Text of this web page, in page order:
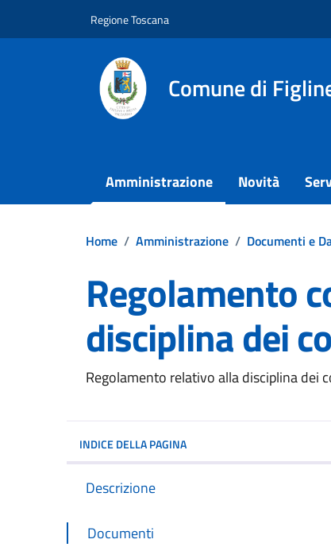
Regione Toscana
Comune di
Amministrazione Novità
Home / Amministrazione / Documenti e
Regolamento
disciplina dei
Dettagli del
Regolamento relativo alla disciplina dei
INDICE DELLA PAGINA
Descrizione
Documenti